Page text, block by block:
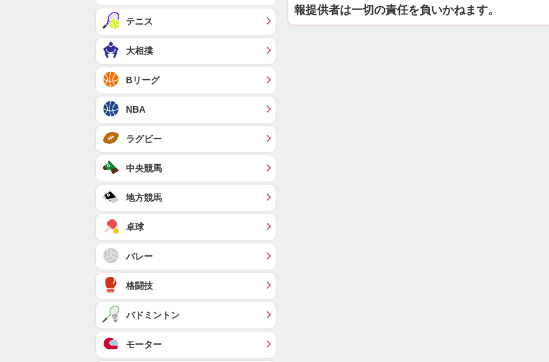
報提供者は一切の責任を負いかねます。
テニス
大相撲
Bリーグ
NBA
ラグビー
中央競馬
地方競馬
卓球
バレー
格闘技
バドミントン
モーター